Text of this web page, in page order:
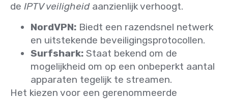
de IPTV veiligheidaanzienlijk verhoogt.
NordVPN: Biedt een razendsnel netwerk
en uitstekende beveiligingsprotocollen.
Surfshark: Staat bekend om de
mogelijkheid om op een onbeperkt aantal
apparaten tegelijk te streamen.
Het kiezen voor een gerenommeerde